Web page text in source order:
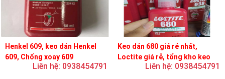
Henkel 609, keo dán Henkel
609, Chống xoay 609
Liên hệ: 0938454791
Keo dán 680 giá rẻ nhất,
Loctite giá rẻ, tổng kho keo
Liên hệ: 0938454791